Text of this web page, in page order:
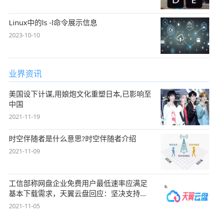
Linux中的ls -l命令展示信息
2023-10-10
业界资讯
美国设下计谋,用娘炮文化重塑日本,已影响至
中国
2021-11-19
时空伴随者是什么意思?时空伴随者介绍
2021-11-09
工信部称网盘企业免费用户最低速率应满足
基本下载需求，天翼云盘回应：坚决支持，
始终
2021-11-05